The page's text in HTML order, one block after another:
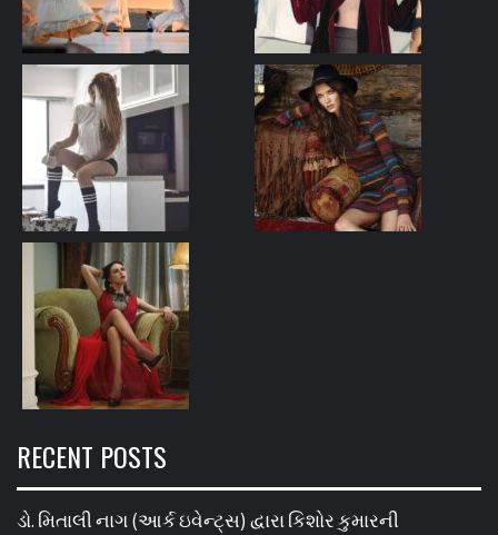
RECENT POSTS
ડો. મિતાલી નાગ (આર્ક ઇવેન્ટ્સ) દ્વારા કિશોર કુમારની